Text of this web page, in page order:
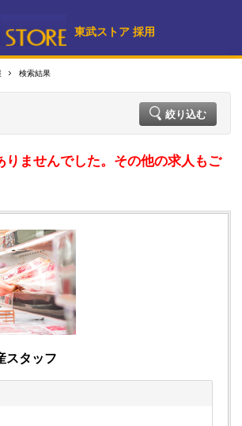
東武ストア 採用
検索結果
絞り込む
りませんでした。その他の求人もご
スタッフ